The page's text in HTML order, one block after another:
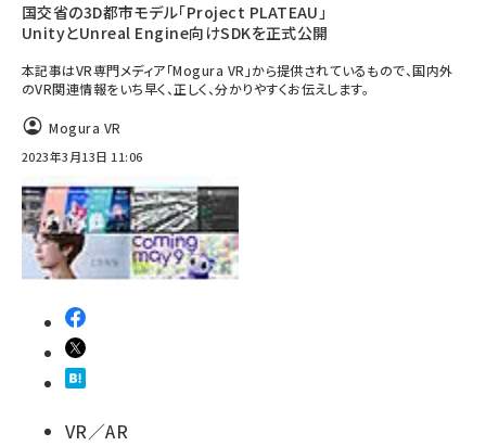
国交省の3D都市モデル「Project PLATEAU」
UnityとUnreal Engine向けSDKを正式公開
本記事はVR専門メディア「Mogura VR」から提供されているもので、国内外
のVR関連情報をいち早く、正しく、分かりやすくお伝えします。
Mogura VR
2023年3月13日 11:06
VR／AR